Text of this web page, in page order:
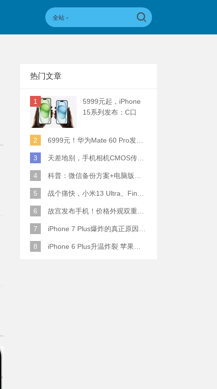
全站
热门文章
1
5999元起，iPhone
15系列发布：C口
2
6999元！华为Mate 60 Pro发布：麒麟9000S+卫星通话 (附初步跑分)
3 天差地别，手机相机CMOS传感器实际面积对比
4 科普：微信备份方案+电脑版丢失数据恢复指南
5 战个痛快，小米13 Ultra、Find X6 Pro、vivo X90 Pro+、小米12SU拍照横评
6 故宫发布手机！价格外观双重逆天！
7 iPhone 7 Plus爆炸的真正原因原来是这样
8 iPhone 6 Plus升温炸裂 苹果赔了一部全新的